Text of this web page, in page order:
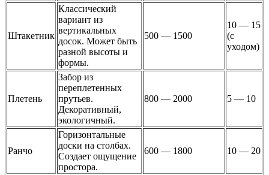
Штакетник
Классический
вариант из
вертикальных
досок. Может быть
разной высоты и
формы.
500 — 1500
10 — 15
(с
уходом)
Плетень
Забор из
переплетенных
прутьев.
Декоративный,
экологичный.
800 — 2000 5 — 10
Ранчо
Горизонтальные
доски на столбах.
Создает ощущение
простора.
600 — 1800 10 — 20